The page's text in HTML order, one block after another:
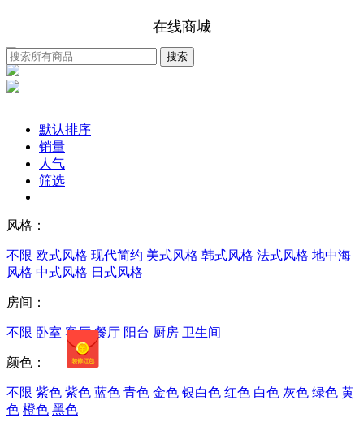
在线商城
默认排序
销量
人气
筛选
风格：
不限 欧式风格 现代简约 美式风格 韩式风格 法式风格 地中海
风格 中式风格 日式风格
房间：
不限 卧室 客厅 餐厅 阳台 厨房 卫生间
颜色：
不限 紫色 紫色 蓝色 青色 金色 银白色 红色 白色 灰色 绿色 黄
色 橙色 黑色